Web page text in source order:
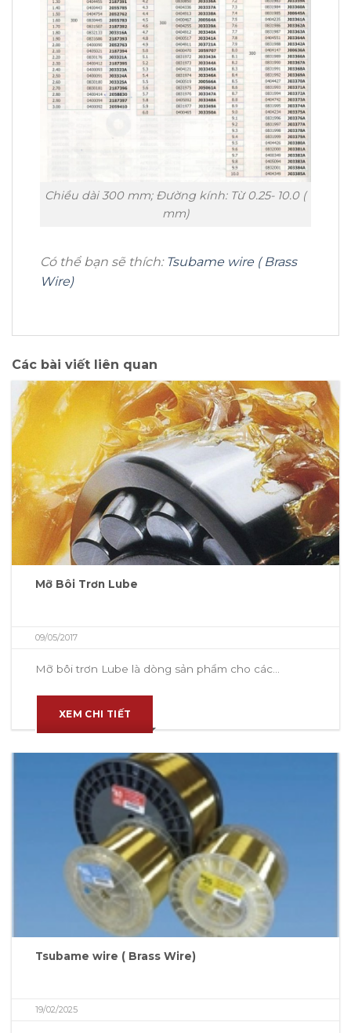
Chiều dài 300 mm; Đường kính: Từ 0.25- 10.0 (
mm)
Có thể bạn sẽ thích: Tsubame wire ( Brass
Wire)
Các bài viết liên quan
Mỡ Bôi Trơn Lube
09/05/2017
Mỡ bôi trơn Lube là dòng sản phẩm cho các...
XEM CHI TIẾT
Tsubame wire ( Brass Wire)
19/02/2025